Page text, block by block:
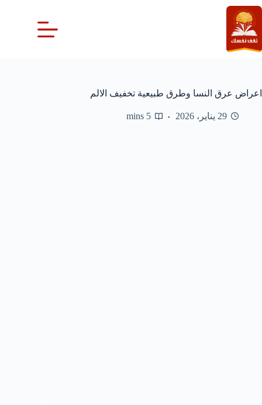
التجاوز
إلى
المحتوى
اعراض عرق النسا وطرق طبيعية تخفيف الالم
29 يناير، 2026 5 mins